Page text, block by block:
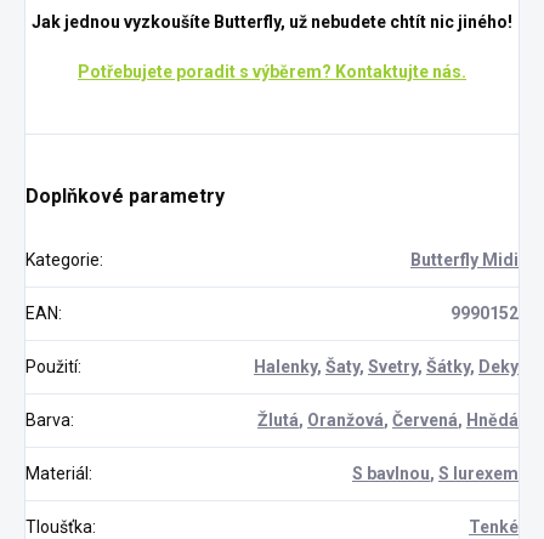
Jak jednou vyzkoušíte Butterfly, už nebudete chtít nic jiného!
Potřebujete poradit s výběrem? Kontaktujte nás.
Doplňkové parametry
Kategorie: Butterfly Midi
EAN: 9990152
Použití: Halenky, Šaty, Svetry, Šátky, Deky
Barva: Žlutá, Oranžová, Červená, Hnědá
Materiál: S bavlnou, S lurexem
Tloušťka: Tenké